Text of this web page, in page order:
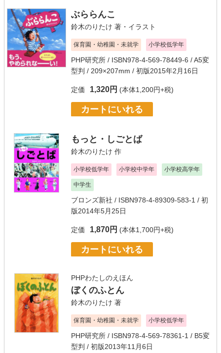
ぶららんこ
鈴木のりたけ 著・イラスト
保育園・幼稚園・未就学 小学校低学年
PHP研究所 / ISBN978-4-569-78449-6 / A5変
型判 / 209×207mm / 初版2015年2月16日
定価 1,320円 (本体1,200円+税)
カートにいれる
もっと・しごとば
鈴木のりたけ 作
小学校低学年 小学校中学年 小学校高学年
中学生
ブロンズ新社 / ISBN978-4-89309-583-1 / 初
版2014年5月25日
定価 1,870円 (本体1,700円+税)
カートにいれる
PHPわたしのえほん
ぼくのふとん
鈴木のりたけ 著
保育園・幼稚園・未就学 小学校低学年
PHP研究所 / ISBN978-4-569-78361-1 / B5変
型判 / 初版2013年11月6日